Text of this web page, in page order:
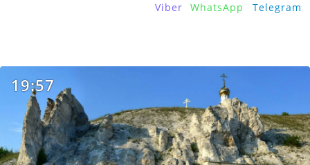
Viber WhatsApp Telegram
19:57